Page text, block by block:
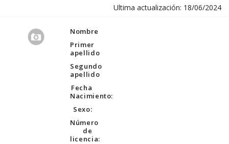
Ultima actualización: 18/06/2024
Nombre
Primer
apellido
Segundo
apellido
Fecha
Nacimiento:
Sexo:
Número
de
licencia: